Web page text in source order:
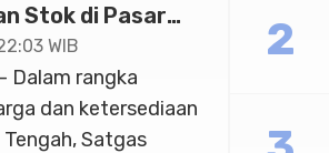
pertumbuhan
di Jawa Tengah,
Peresmian
ini dihadiri
Ahmad Luthfi, GM […]
Stok di Pasar
Modern
WIB
Dalam rangka
dan ketersediaan
Satgas